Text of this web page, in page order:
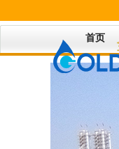
首页